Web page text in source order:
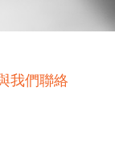
我們聯絡